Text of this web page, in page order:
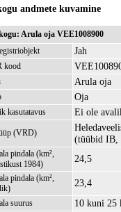
andmete kuvamine
Arula oja VEE1008900
Jah
kood
Arula oja
Oja
kasutatavus Ei ole
(VRD)
(tüübid
pindala (km²,
1984)
24,5
pindala (km²,
23,4
suurus 10 kuni 25